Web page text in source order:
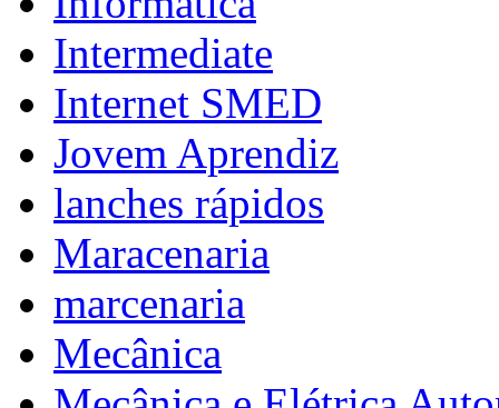
Intermediate
Internet SMED
Jovem Aprendiz
lanches rápidos
Maracenaria
marcenaria
Mecânica